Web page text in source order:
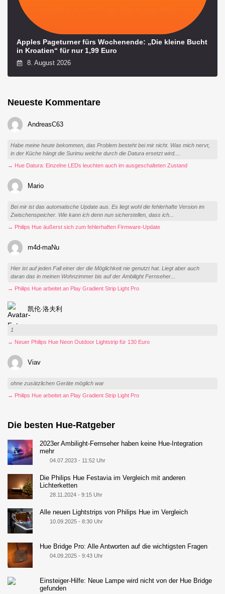
Apples Pageturner fürs Wochenende: „Die kleine Bucht
in Kroatien“ für nur 1,99 Euro
8. August 2026
Neueste Kommentare
AndreasC63
Habe meine heute bekommen, das Problem besteht bei mir nicht. Was mich nervt,
in der Küche hängt die Surimu welche durch die Datura ersetzt wird....
→ Hue Datura: Einzelne LEDs leuchten auch im ausgeschalteten Zustand
Mario
Bei mir ist das automatische Update aus. Es liegt wohl die fehlerhafte Version im
Zwischenspeicher. Wie kann ich denn nun sicherstellen, dass ich...
→ Philips Hue äußerst sich zum fehlerhaften Firmware-Update
m4d-maNu
Hier ist auf jeden Fall einer der die Möglichkeit nie genutzt hat. Liegt aber auch
daran das in meinen Wohnzimmer bis auf der Ambilight Fernseher...
→ Philips Hue arbeitet an Play Gradient Strip Light Pro
凯伦·洛夫利
1
→ Neuer Philips Hue Neon Outdoor Lightstrip für 130 Euro
Viav
ohne zusätzlichen Geräte möglich war
→ Philips Hue arbeitet an Play Gradient Strip Light Pro
Die besten Hue-Ratgeber
2023er Ambilight-Fernseher haben keine Hue-Integration
mehr
04.07.2023 - 11:52 Uhr
Die Philips Hue Festavia im Vergleich mit anderen
Lichterketten
28.11.2024 - 9:15 Uhr
Alle neuen Lightstrips von Philips Hue im Vergleich
10.09.2025 - 8:30 Uhr
Hue Bridge Pro: Alle Antworten auf die wichtigsten Fragen
04.09.2025 - 9:43 Uhr
Einsteiger-Hilfe: Neue Lampe wird nicht von der Hue Bridge
gefunden